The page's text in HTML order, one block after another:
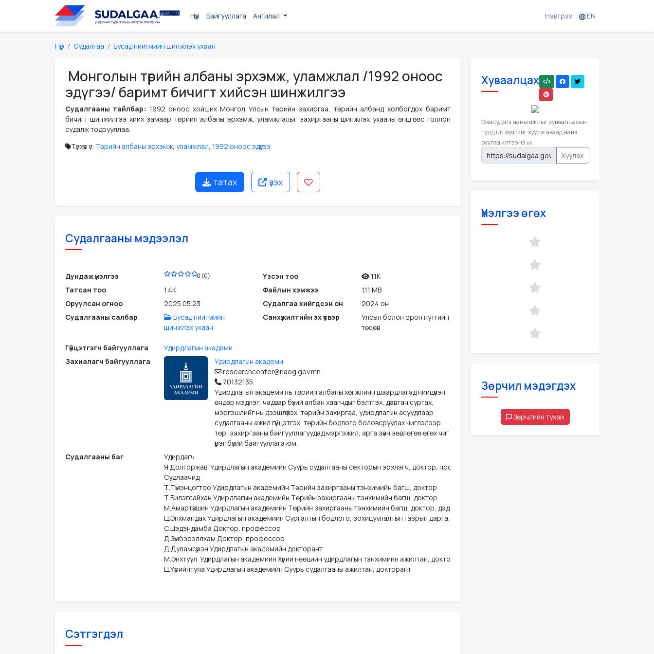
Нүүр Байгууллага Ангилал Нэвтрэх EN
Нүүр Судалгаа Бусад нийгмийн шинжлэх ухаан
Монголын төрийн албаны эрхэмж, уламжлал /1992 оноос
эдүгээ/ баримт бичигт хийсэн шинжилгээ
Судалгааны тайлбар: 1992 оноос хойших Монгол Улсын төрийн захиргаа, төрийн албанд холбогдох баримт
бичигт шинжилгээ хийх замаар төрийн албаны эрхэмж, уламжлалыг захиргааны шинжлэх ухааны өнцгөөс голлон
судалж тодрууллаа.
Түлхүүр үг: Төрийн албаны эрхэмж, уламжлал, 1992 оноос эдүгээ
татах үзэх
Судалгааны мэдээлэл
Дундаж үнэлгээ 0 (0) Үзсэн тоо
1.1K
Татсан тоо
1.4K Файлын хэмжээ
1.11 MB
Оруулсан огноо
2025.05.23 Судалгаа хийгдсэн он
2024 он
Судалгааны салбар
Бусад нийгмийн
шинжлэх ухаан
Санхүүжилтийн эх үүсвэр
Улсын болон орон нутгийн
төсөв
Гүйцэтгэгч байгууллага
Удирдлагын академи
Захиалагч байгууллага
Удирдлагын академи
researchcenter@naog.gov.mn
70132135
Удирдлагын академи нь төрийн албаны хөгжлийн шаардлагад нийцүүлэн
өндөр мэдлэг, чадвар бүхий албан хаагчдыг бэлтгэх, давтан сургах,
мэргэшлийг нь дээшлүүлэх, төрийн захиргаа, удирдлагын асуудлаар
судалгааны ажил гүйцэтгэх, төрийн бодлого боловсруулах чиглэлээр
төр, захиргааны байгууллагуудад мэргэжил, арга зүйн зөвлөгөө өгөх чиг
үүрэг бүхий байгууллага юм.
Судалгааны баг
Удирдагч
Я.Долгоржав  Удирдлагын академийн Суурь судалгааны секторын эрхлэгч, доктор, профессор
Судлаачид
Т.Түмэнцогтоо Удирдлагын академийн Төрийн захиргааны тэнхимийн багш, доктор
Т.Билэгсайхан Удирдлагын академийн Төрийн захиргааны тэнхимийн багш, доктор
М.Амартүвшин Удирдлагын академийн Төрийн захиргааны тэнхимийн багш, доктор, дэд профессор
Ц.Энхмандах Удирдлагын академийн Сургалтын бодлого, зохицуулалтын газрын дарга, докторант
С.Цэдэндамба Доктор, профессор
Д.Зүмбэрэллхам Доктор, профессор
Д.Дуламсүрэн Удирдлагын академийн докторант
М.Энхтуул  Удирдлагын академийн Хүний нөөцийн удирдлагын тэнхимийн ажилтан, докторант
Ц.Үүрийнтуяа Удирдлагын академийн Суурь судалгааны ажилтан, докторант
Сэтгэгдэл
Хуваалцах
Энэ судалгааны ажлыг хуваалцахын
тулд url хаягийг хуулж аваад найз
руугаа илгээнэ үү.
Хуулах
Үнэлгээ өгөх
Зөрчил мэдэгдэх
Зөрчлийн тухай